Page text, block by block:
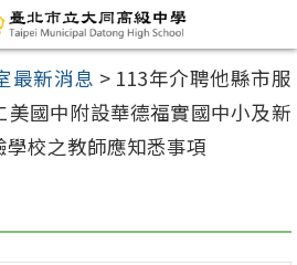
最新消息 > 113年介聘他縣市服
美國中附設華德福實國中小及新
校之教師應知悉事項